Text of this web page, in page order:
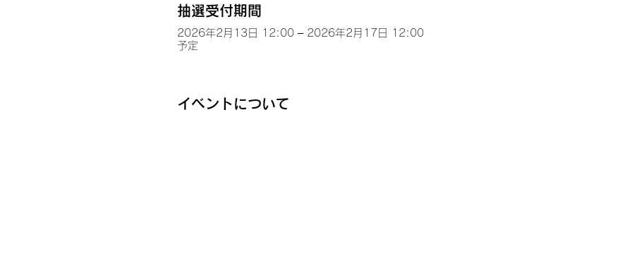
抽選受付期間
2026年2月13日 12:00 – 2026年2月17日 12:00
予定
イベントについて